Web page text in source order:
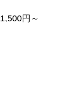
円～